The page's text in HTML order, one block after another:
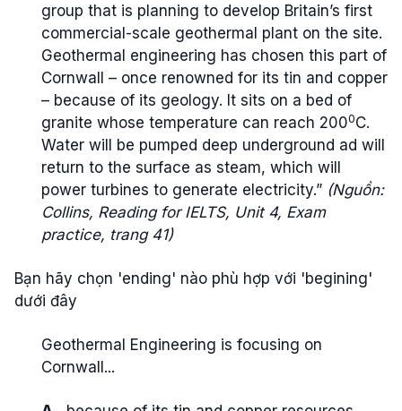
group that is planning to develop Britain’s first
commercial-scale geothermal plant on the site.
Geothermal engineering has chosen this part of
Cornwall – once renowned for its tin and copper
– because of its geology. It sits on a bed of
granite whose temperature can reach 2000C.
Water will be pumped deep underground ad will
return to the surface as steam, which will
power turbines to generate electricity.” (Nguồn:
Collins, Reading for IELTS, Unit 4, Exam
practice, trang 41)
Bạn hãy chọn 'ending' nào phù hợp với 'begining'
dưới đây
Geothermal Engineering is focusing on
Cornwall...